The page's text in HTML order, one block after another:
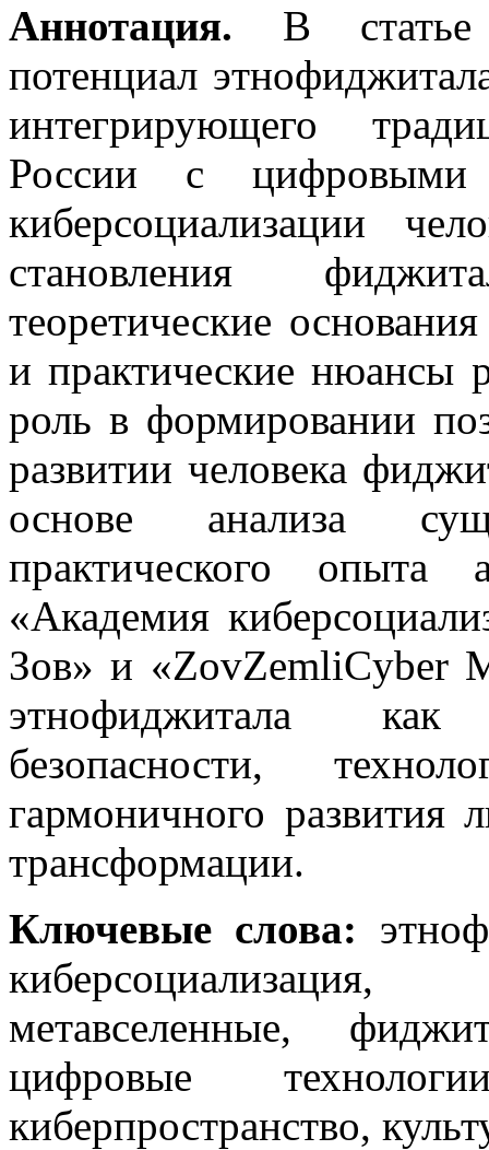
Аннотация. В
потенциал
интегрирующего
России с цифровыми
киберсоциализации
становления
теоретические
и практические нюансы
роль в формировании
развитии человека
основе анализа
практического опыта
«Академия
Зов» и «ZovZemliCyber
этнофиджитала как
безопасности,
гармоничного развития
трансформации.
Ключевые слова:
метавселенные,
цифровые
киберпространство,